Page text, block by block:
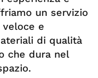
un servizio
e
di qualità
che dura nel